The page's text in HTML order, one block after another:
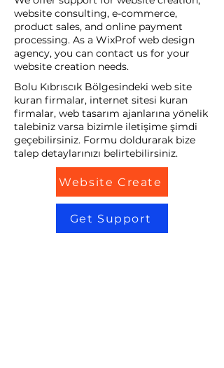
website consulting, e-commerce,
product sales, and online payment
processing. As a WixProf web design
agency, you can contact us for your
website creation needs.
Bolu Kıbrıscık Bölgesindeki web site
kuran firmalar, internet sitesi kuran
firmalar, web tasarım ajanlarına yönelik
talebiniz varsa bizimle iletişime şimdi
geçebilirsiniz. Formu doldurarak bize
talep detaylarınızı belirtebilirsiniz.
Website Create
Get Support